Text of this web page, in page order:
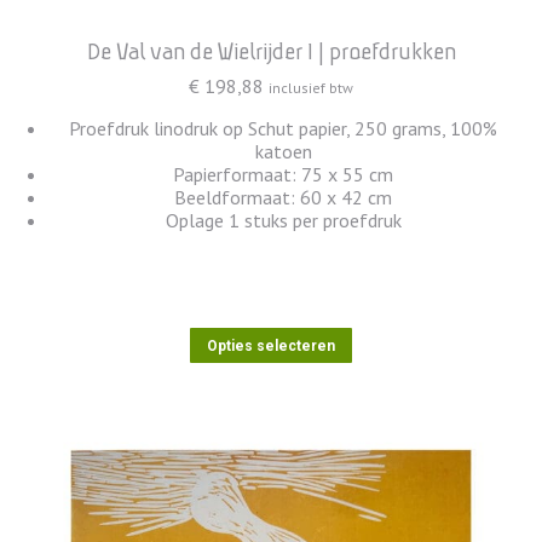
De Val van de Wielrijder 1 | proefdrukken
€ 198,88 inclusief btw
Proefdruk linodruk op Schut papier, 250 grams, 100%
katoen
Papierformaat: 75 x 55 cm
Beeldformaat: 60 x 42 cm
Oplage 1 stuks per proefdruk
Opties selecteren
product
Deze
optie
kan
gekozen